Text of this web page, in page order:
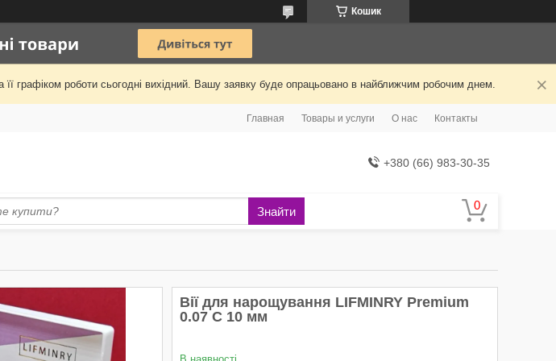
Кошик
графіком роботи сьогодні вихідний. Вашу заявку буде опрацьовано в найближчим робочим днем.
Главная Товары и услуги О нас Контакты
+380 (66) 983-30-35
Знайти
Вії для нарощування LIFMINRY Premium
0.07 C 10 мм